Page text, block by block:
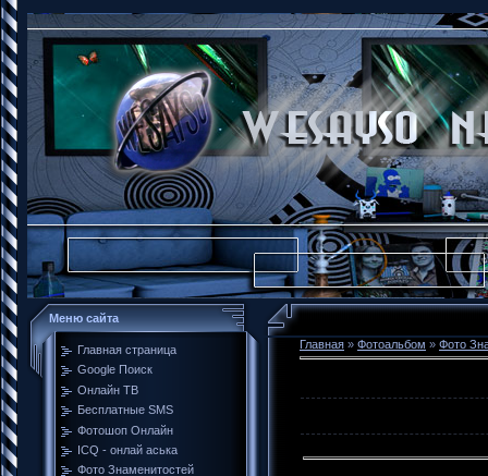
Меню сайта
Главная страница
Google Поиск
Онлайн ТВ
Бесплатные SMS
Фотошоп Онлайн
ICQ - онлай аська
Фото Знаменитостей
Главная » Фотоальбом » Фото